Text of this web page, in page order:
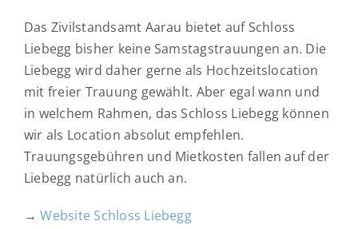
Das Zivilstandsamt Aarau bietet auf Schloss
Liebegg bisher keine Samstagstrauungen an. Die
Liebegg wird daher gerne als Hochzeitslocation
mit freier Trauung gewählt. Aber egal wann und
in welchem Rahmen, das Schloss Liebegg können
wir als Location absolut empfehlen.
Trauungsgebühren und Mietkosten fallen auf der
Liebegg natürlich auch an.
→Website Schloss Liebegg